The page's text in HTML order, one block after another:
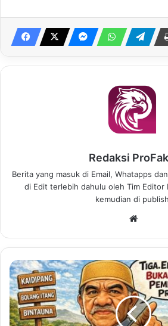
Redaksi
Berita yang masuk di Email, Whatapps
di Edit terlebih dahulu oleh Tim Editor
kemudian di
te